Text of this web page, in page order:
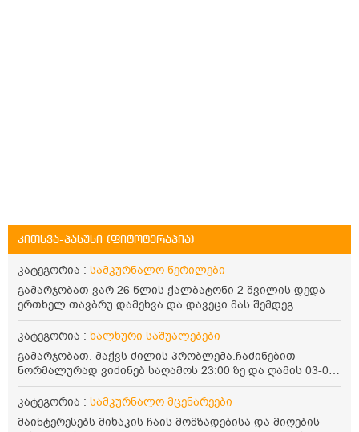
კითხვა-პასუხი (ფიტოტერაპია)
კატეგორია : სამკურნალო წერილები
გამარჯობათ ვარ 26 წლის ქალბატონი 2 შვილის დედა
ერთხელ თავბრუ დამეხვა და დავეცი მას შემდეგ
დამეწყო შიშები ვეღარ გავდიოდი გარეთ რადგან ისევ
ასე ცუდად არ გავხდარიყავი ყურის ანთება მქონდა
მაშინ როგორც გაირკვა მას შემსეგ გავიდა 1 წელზე
მეტინდა კიდე მეხვევა თავბრუ გარეთ გასვილისას
სახლში კარგად ვარ როცა ახსენებენ გარეთ წაავალა
სმაგაზეხ კი ცუდად ვხდებოდი ეხლა როგორმე გავდივარ
ბაღში ჯოხში ზოგჯერ მაქვს შეგრძნება მიწა მეცლება
ფეხებიდან და ჯოხზე უნდა დავეყრდნო აუცილებლად
კატეგორია : ხალხური საშუალებები
გამარჯობათ. მაქვს ძილის პრობლემა.ჩაძინებით
ნორმალურად ვიძინებ საღამოს 23:00 ზე და ღამის 03-00
ან 04:00 საათზე მეღვიძება და მერე ვერ ვიძინებ
ვერაფრით.რამე ხალხური საშუალება თუ არის ამ
პრობლემის მოსაგვარებლად
კატეგორია : სამკურნალო მცენარეები
მაინტერესებს მიხაკის ჩაის მომზადებისა და მიღების